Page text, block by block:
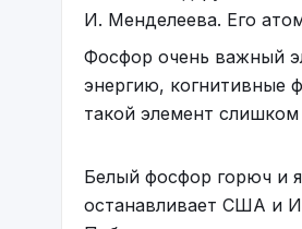
И. Менделеева. Его
Фосфор очень важный
энергию, когнитивные
такой элемент
Белый фосфор горюч и
останавливает США и